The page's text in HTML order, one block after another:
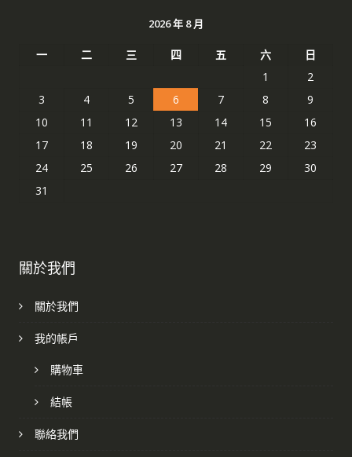
2026 年 8 月
一 二 三 四 五 六
日
1
2
3
4 5 6 7 8
9
10
11 12 13 14 15
16
17
18 19 20 21 22
23
24
25 26 27 28 29
30
31
關於我們
關於我們
我的帳戶
購物車
結帳
聯絡我們